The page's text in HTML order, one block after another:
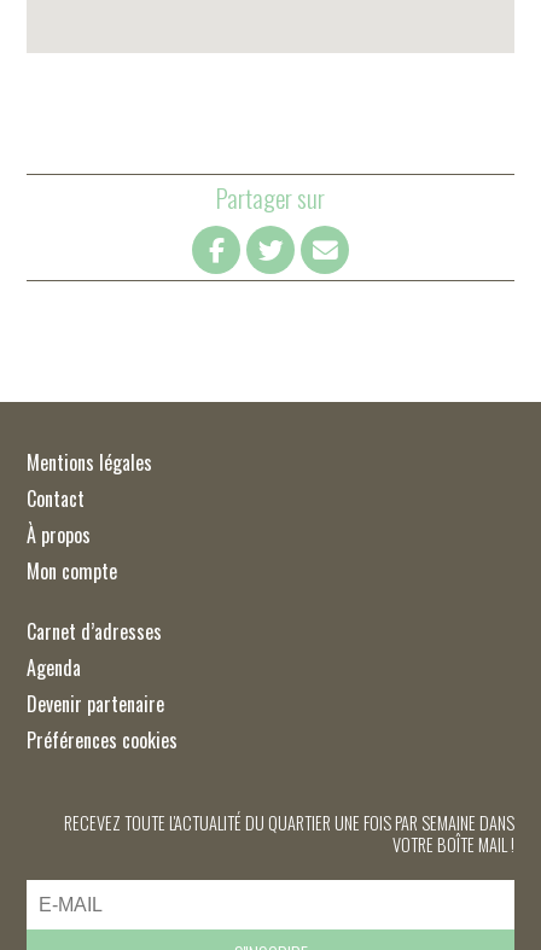
Partager sur
Mentions légales
Contact
À propos
Mon compte
Carnet d’adresses
Agenda
Devenir partenaire
Préférences cookies
RECEVEZ TOUTE L'ACTUALITÉ DU QUARTIER UNE FOIS PAR SEMAINE DANS
VOTRE BOÎTE MAIL !